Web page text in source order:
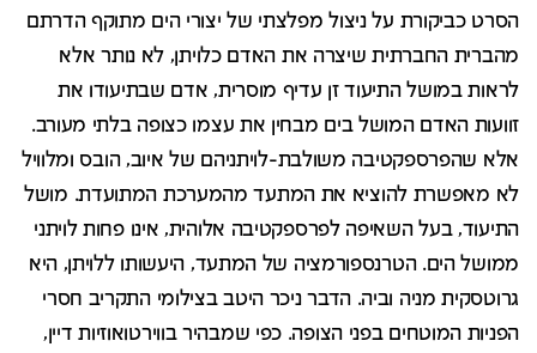
הסרט כביקורת על ניצול מפלצתי של יצורי הים מתוקף הדרתם
מהברית החברתית שיצרה את האדם כלויתן, לא נותר אלא
לראות במושל התיעוד זן עדיף מוסרית, אדם שבתיעודו את
זוועות האדם המושל בים מבחין את עצמו כצופה בלתי מעורב.
אלא שהפרספקטיבה משולבת-לויתניהם של איוב, הובס ומלוויל
לא מאפשרת להוציא את המתעד מהמערכת המתועדת. מושל
התיעוד, בעל השאיפה לפרספקטיבה אלוהית, אינו פחות לויתני
ממושל הים. הטרנספורמציה של המתעד, היעשותו ללויתן, היא
גרוטסקית מניה וביה. הדבר ניכר היטב בצילומי התקריב חסרי
הפניות המוטחים בפני הצופה. כפי שמבהיר בווירטואוזיות דיין,